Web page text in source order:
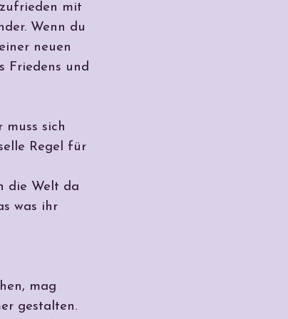
mit
Wenn du
neuen
Friedens und
sich
Regel für
die Welt da
was ihr
mag
gestalten.